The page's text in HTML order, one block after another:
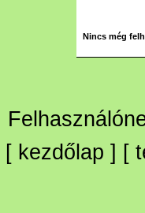
Nincs még
[ kezdőlap ] [